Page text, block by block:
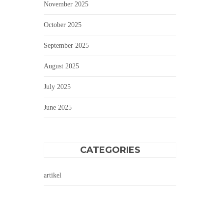
November 2025
October 2025
September 2025
August 2025
July 2025
June 2025
CATEGORIES
artikel